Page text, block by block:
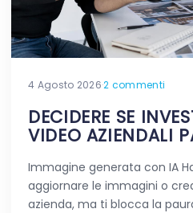
4 Agosto 2026·2 commenti
DECIDERE SE
VIDEO AZIENDALI
Immagine generata con IA
aggiornare le immagini o
azienda, ma ti blocca la